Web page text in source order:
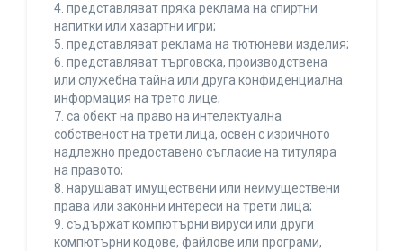
4. представляват пряка реклама на спиртни
напитки или хазартни игри;
5. представляват реклама на тютюневи изделия;
6. представляват търговска, производствена
или служебна тайна или друга конфиденциална
информация на трето лице;
7. са обект на право на интелектуална
собственост на трети лица, освен с изричното
надлежно предоставено съгласие на титуляра
на правото;
8. нарушават имуществени или неимуществени
права или законни интереси на трети лица;
9. съдържат компютърни вируси или други
компютърни кодове, файлове или програми,